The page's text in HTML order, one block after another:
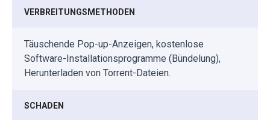
VERBREITUNGSMETHODEN
Täuschende Pop-up-Anzeigen, kostenlose
Software-Installationsprogramme (Bündelung),
Herunterladen von Torrent-Dateien.
SCHADEN